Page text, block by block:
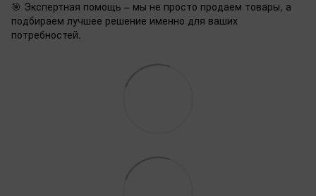
🎯 Экспертная помощь – мы не просто продаем товары, а
подбираем лучшее решение именно для ваших
потребностей.